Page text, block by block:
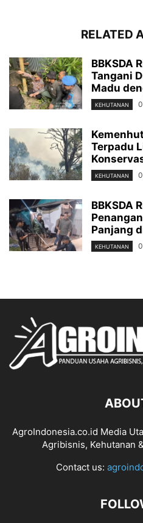
RELATED
BBKSDA
Tangani
Madu
KEHUTANAN
Terpadu
KEHUTANAN
BBKSDA
Panjang
KEHUTANAN
AgroIndonesia.co.id Media
Agribisnis, Kehutanan
Contact us: